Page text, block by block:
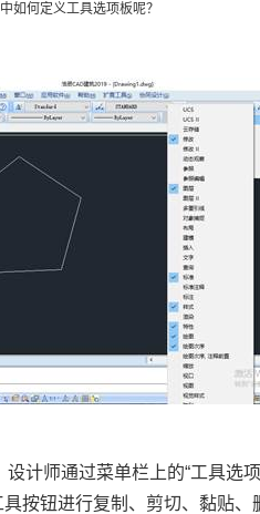
中如何定义工具选项板呢？
计师通过菜单栏上的“工具选
按钮进行复制、剪切、黏贴